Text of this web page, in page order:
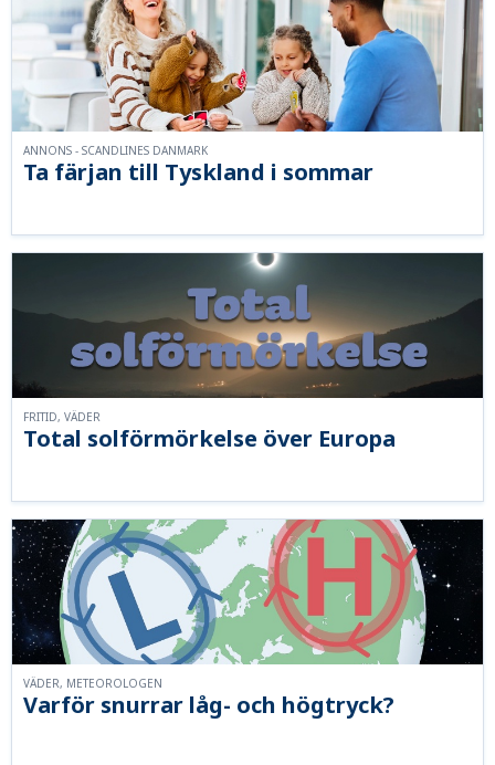
Ta färjan till Tyskland i sommar
ANNONS - SCANDLINES DANMARK
Total solförmörkelse över Europa
FRITID, VÄDER
Varför snurrar låg- och högtryck?
VÄDER, METEOROLOGEN